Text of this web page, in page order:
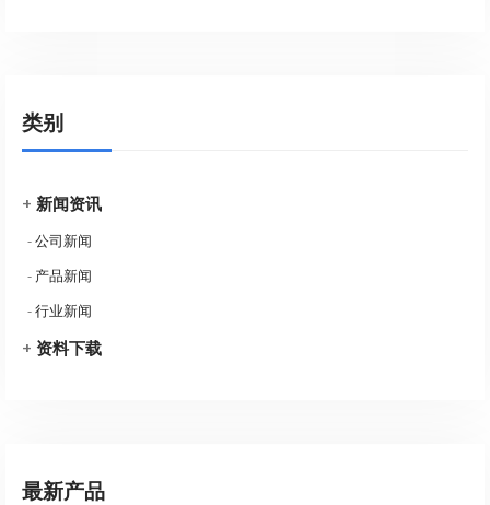
类别
+ 新闻资讯
-公司新闻
- 产品新闻
-行业新闻
+ 资料下载
最新产品